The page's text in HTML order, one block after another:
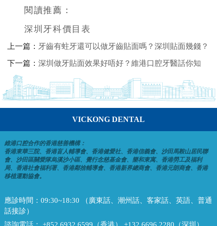
閱讀推薦：
深圳牙科價目表
上一篇： 牙齒有蛀牙還可以做牙齒貼面嗎？深圳貼面幾錢？
下一篇： 深圳做牙貼面效果好唔好？維港口腔牙醫話你知
VICKONG DENTAL
維港口腔合作的香港慈善機構：
香港東華三院、香港盲人輔導會、香港健愛社、香港信義會、沙田馬鞍山居民聯
會、沙田區關愛隊烏溪沙小區、覺行念慈基金會、樂和東寓、香港勞工及福利
局、香港社會福利署、香港鄰捨輔導會、香港新界總商會、香港元朗商會、香港
移植運動協會。
應診時間： 09:30~18:30 （廣東話、潮州話、客家話、英語、普通
話接診）
諮詢電話： +852 6932 6599（香港） +132 6696 2280（深圳）